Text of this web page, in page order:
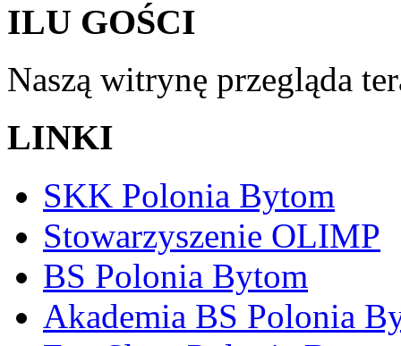
ILU GOŚCI
Naszą witrynę przegląda
LINKI
SKK Polonia Bytom
Stowarzyszenie OLIMP
BS Polonia Bytom
Akademia BS Polonia